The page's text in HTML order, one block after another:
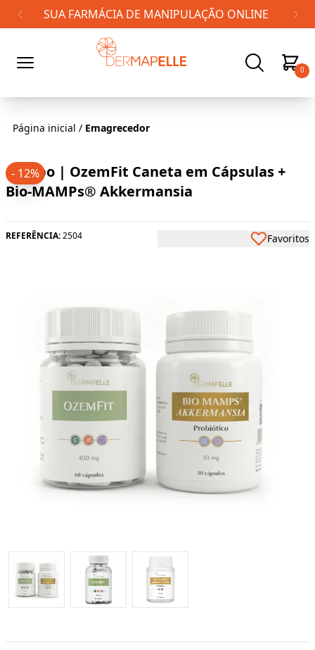
FRETE GRÁTIS PARA TODO BRASIL!
0
Página inicial / Emagrecedor
Combo | OzemFit Caneta em Cápsulas +
Bio-MAMPs® Akkermansia
REFERÊNCIA:2504 Favoritos
- 12%